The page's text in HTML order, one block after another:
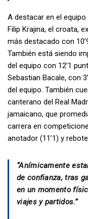
A destacar en el
Filip Krajina, el croata,
más destacado con
También está siendo
del equipo con 12’1
Sebastian Bacale, con
del equipo. También
canterano del Real
jamaicano, que
carrera en
anotador (11’1) y
“Anímicamente
de confianza, tras
en un momento
viajes y partidos.”